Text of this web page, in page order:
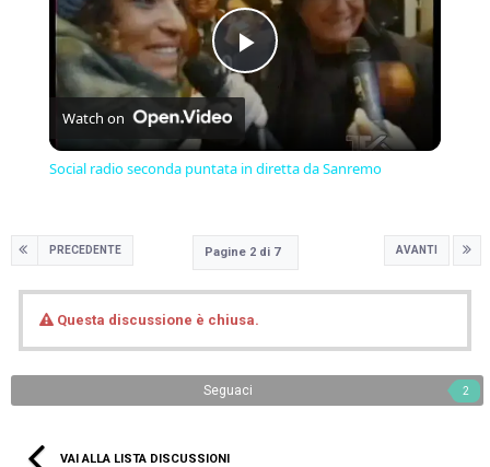
Play
Video
Watch on
Social radio seconda puntata in diretta da Sanremo
PRECEDENTE AVANTI
Pagine 2 di 7
Questa discussione è chiusa.
Seguaci 2
VAI ALLA LISTA DISCUSSIONI